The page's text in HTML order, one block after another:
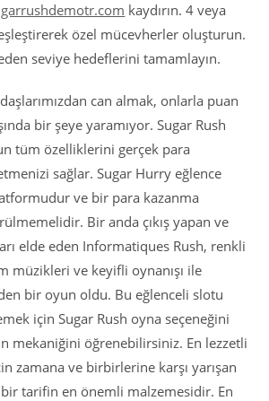
kaydırın. 4 veya
özel mücevherler oluşturun.
seviye hedeflerini tamamlayın.
can almak, onlarla puan
bir şeye yaramıyor. Sugar Rush
tüm özelliklerini gerçek para
sağlar. Sugar Hurry eğlence
ve bir para kazanma
Bir anda çıkış yapan ve
elde eden Informatiques Rush, renkli
müzikleri ve keyifli oynanışı ile
bir oyun oldu. Bu eğlenceli slotu
için Sugar Rush oyna seçeneğini
mekaniğini öğrenebilirsiniz. En lezzetli
zamana ve birbirlerine karşı yarışan
tarifin en önemli malzemesidir. En